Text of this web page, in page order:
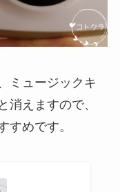
ミュージックキ
消えますので、
すめです。